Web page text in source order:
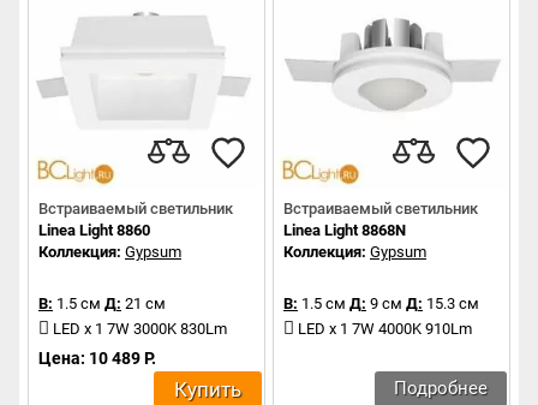
Встраиваемый светильник
Linea Light 8860
Коллекция: Gypsum
В: 1.5 см Д: 21 см
LED x 1 7W 3000K 830Lm
Цена: 10 489 Р.
Купить
Встраиваемый светильник
Linea Light 8868N
Коллекция: Gypsum
В: 1.5 см Д: 9 см Д: 15.3 см
LED x 1 7W 4000K 910Lm
Подробнее